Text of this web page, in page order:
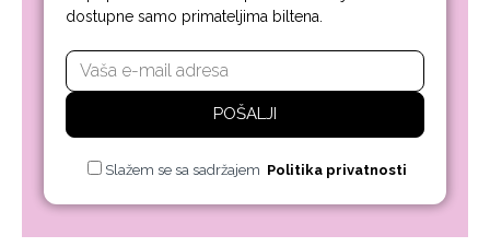
dostupne samo primateljima biltena.
POŠALJI
Slažem se sa sadržajem Politika privatnosti